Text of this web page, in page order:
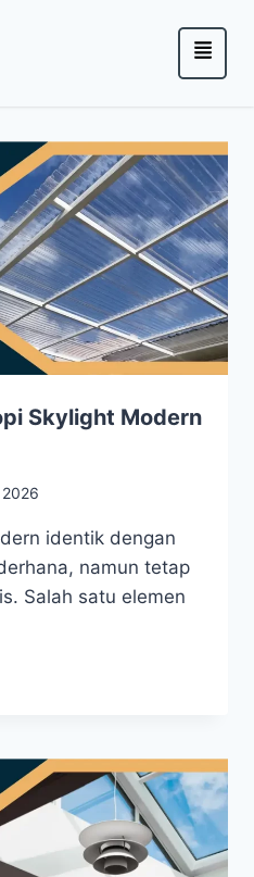
Skylight Modern
identik dengan
namun tetap
Salah satu elemen